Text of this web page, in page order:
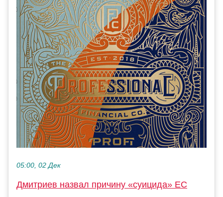
05:00, 02 Дек
Дмитриев назвал причину «суицида» ЕС